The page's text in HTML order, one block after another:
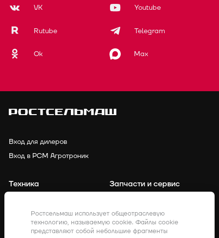
VK Youtube
Rutube Telegram
Ok Max
Вход для дилеров
Вход в РСМ Агротроник
Техника
Точное земледелие
Запчасти и сервис
Клиенты о нас
Ростсельмаш использует общеотраслевую
технологию, называемую cookie. Файлы cookie
представляют собой небольшие фрагменты